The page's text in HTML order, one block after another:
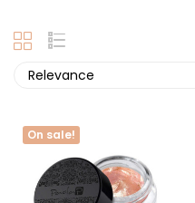
Relevance
On sale!